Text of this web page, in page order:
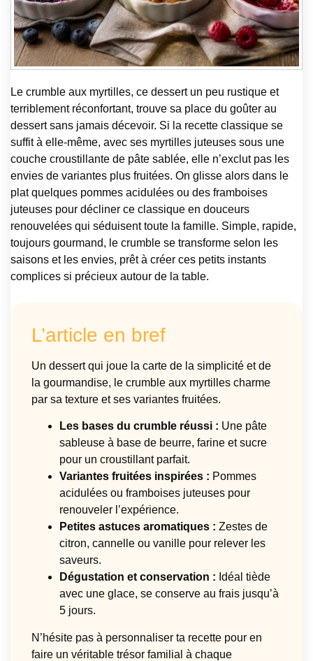
Le crumble aux myrtilles, ce dessert un peu rustique et
terriblement réconfortant, trouve sa place du goûter au
dessert sans jamais décevoir. Si la recette classique se
suffit à elle-même, avec ses myrtilles juteuses sous une
couche croustillante de pâte sablée, elle n’exclut pas les
envies de variantes plus fruitées. On glisse alors dans le
plat quelques pommes acidulées ou des framboises
juteuses pour décliner ce classique en douceurs
renouvelées qui séduisent toute la famille. Simple, rapide,
toujours gourmand, le crumble se transforme selon les
saisons et les envies, prêt à créer ces petits instants
complices si précieux autour de la table.
L’article en bref
Un dessert qui joue la carte de la simplicité et de
la gourmandise, le crumble aux myrtilles charme
par sa texture et ses variantes fruitées.
Les bases du crumble réussi : Une pâte
sableuse à base de beurre, farine et sucre
pour un croustillant parfait.
Variantes fruitées inspirées : Pommes
acidulées ou framboises juteuses pour
renouveler l’expérience.
Petites astuces aromatiques : Zestes de
citron, cannelle ou vanille pour relever les
saveurs.
Dégustation et conservation : Idéal tiède
avec une glace, se conserve au frais jusqu’à
5 jours.
N’hésite pas à personnaliser ta recette pour en
faire un véritable trésor familial à chaque